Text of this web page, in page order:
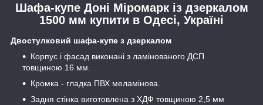
Шафа-купе Доні Міромарк із дзеркалом
1500 мм купити в Одесі, Україні
Двостулковий шафа-купе з дзеркалом
Корпус і фасад виконані з ламінованого ДСП
товщиною 16 мм.
Кромка - гладка ПВХ меламінова.
Задня стінка виготовлена з ХДФ товщиною 2,5 мм